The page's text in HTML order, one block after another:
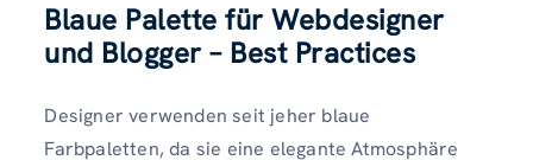
Blaue Palette für Webdesigner
und Blogger – Best Practices
Designer verwenden seit jeher blaue
Farbpaletten, da sie eine elegante Atmosphäre